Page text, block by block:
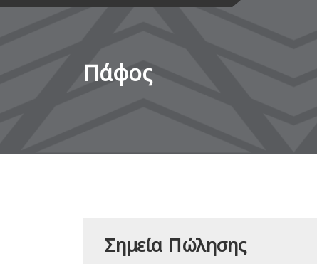
Πάφος
Σημεία Πώλησης